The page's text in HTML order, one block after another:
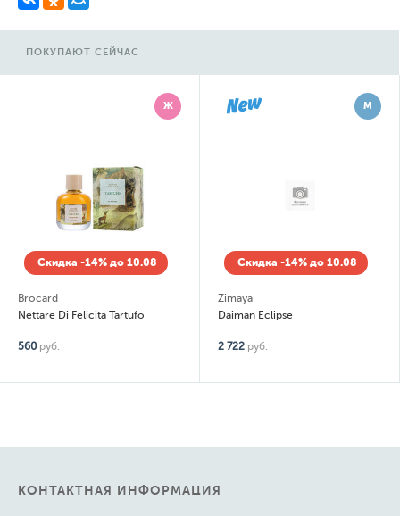
ПОКУПАЮТ СЕЙЧАС
Ж
Скидка -14% до 10.08
Brocard
Nettare Di Felicita Tartufo
560 руб.
М
Скидка -14% до 10.08
Zimaya
Daiman Eclipse
2 722 руб.
КОНТАКТНАЯ ИНФОРМАЦИЯ